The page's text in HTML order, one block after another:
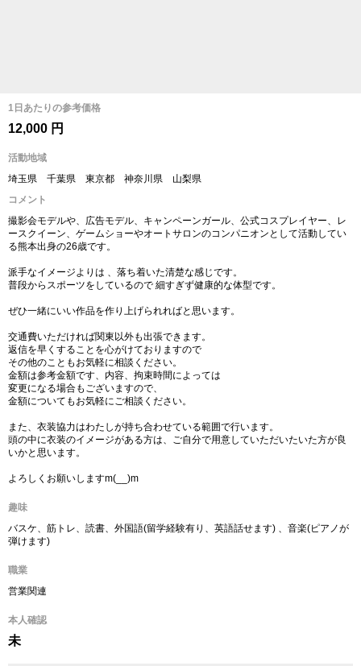
1日あたりの参考価格
12,000 円
活動地域
埼玉県 千葉県 東京都 神奈川県 山梨県
コメント
撮影会モデルや、広告モデル、キャンペーンガール、公式コスプレイヤー、レ
ースクイーン、ゲームショーやオートサロンのコンパニオンとして活動してい
る熊本出身の26歳です。
派手なイメージよりは 、落ち着いた清楚な感じです。
普段からスポーツをしているので 細すぎず健康的な体型です。
ぜひ一緒にいい作品を作り上げられればと思います。
交通費いただければ関東以外も出張できます。
返信を早くすることを心がけておりますので
その他のこともお気軽に相談ください。
金額は参考金額です、内容、拘束時間によっては
変更になる場合もございますので、
金額についてもお気軽にご相談ください。
また、衣装協力はわたしが持ち合わせている範囲で行います。
頭の中に衣装のイメージがある方は、ご自分で用意していただいたいた方が良
いかと思います。
よろしくお願いしますm(__)m
趣味
バスケ、筋トレ、読書、外国語(留学経験有り、英語話せます) 、音楽(ピアノが
弾けます)
職業
営業関連
本人確認
未